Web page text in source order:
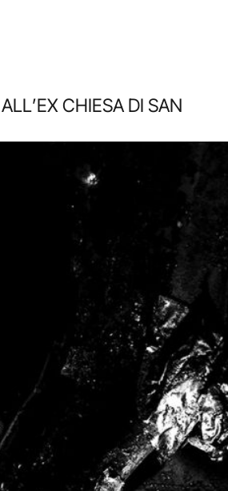
CHIESA DI SAN